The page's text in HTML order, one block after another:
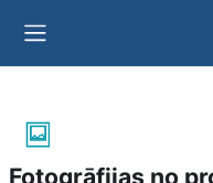
Fotogrāfijas no